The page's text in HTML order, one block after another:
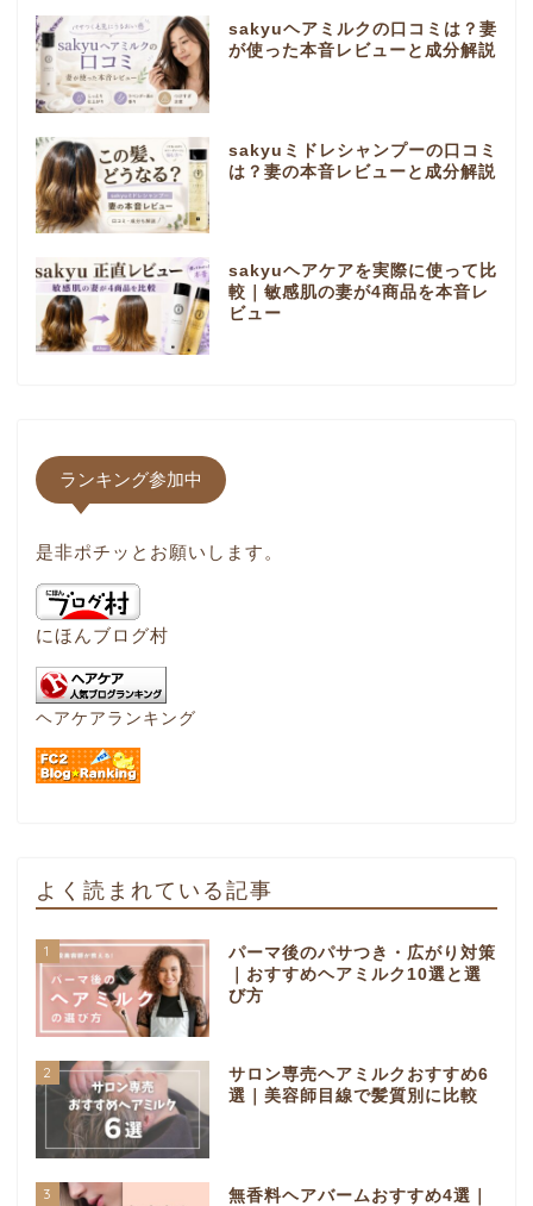
sakyuヘアミルクの口コミは？妻
が使った本音レビューと成分解説
sakyuミドレシャンプーの口コミ
は？妻の本音レビューと成分解説
sakyuヘアケアを実際に使って比
較｜敏感肌の妻が4商品を本音レ
ビュー
ランキング参加中
是非ポチッとお願いします。
にほんブログ村
ヘアケアランキング
よく読まれている記事
1
パーマ後のパサつき・広がり対策
｜おすすめヘアミルク10選と選
び方
2
サロン専売ヘアミルクおすすめ6
選｜美容師目線で髪質別に比較
3
無香料ヘアバームおすすめ4選｜